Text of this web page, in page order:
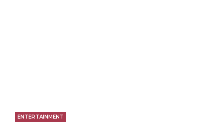
ENTERTAINMENT